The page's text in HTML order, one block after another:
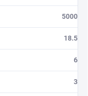
5000
18.5
6
3